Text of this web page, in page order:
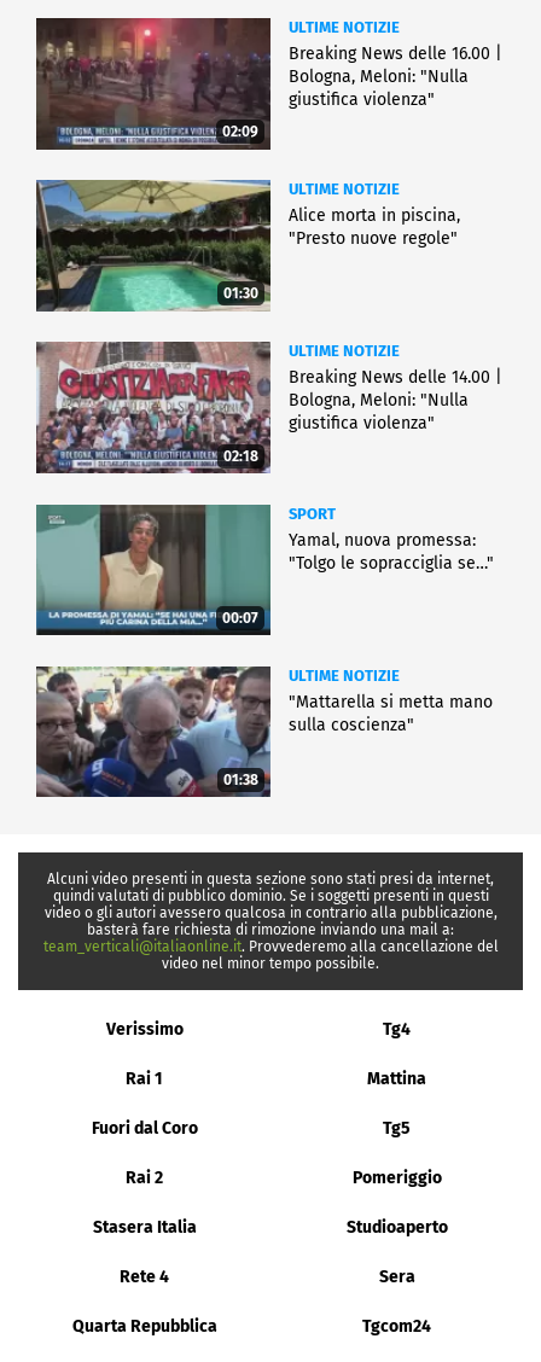
02:09
ULTIME NOTIZIE
Breaking News delle 16.00 |
Bologna, Meloni: "Nulla
giustifica violenza"
01:30
ULTIME NOTIZIE
Alice morta in piscina,
"Presto nuove regole"
02:18
ULTIME NOTIZIE
Breaking News delle 14.00 |
Bologna, Meloni: "Nulla
giustifica violenza"
00:07
SPORT
Yamal, nuova promessa:
"Tolgo le sopracciglia se…"
01:38
ULTIME NOTIZIE
"Mattarella si metta mano
sulla coscienza"
Alcuni video presenti in questa sezione sono stati presi da internet,
quindi valutati di pubblico dominio. Se i soggetti presenti in questi
video o gli autori avessero qualcosa in contrario alla pubblicazione,
basterà fare richiesta di rimozione inviando una mail a:
team_verticali@italiaonline.it. Provvederemo alla cancellazione del
video nel minor tempo possibile.
Verissimo Tg4
Rai 1 Mattina
Fuori dal Coro Tg5
Rai 2 Pomeriggio
Stasera Italia Studioaperto
Rete 4 Sera
Quarta Repubblica Tgcom24